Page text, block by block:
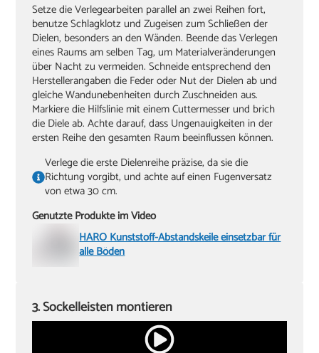
Setze die Verlegearbeiten parallel an zwei Reihen fort,
benutze Schlagklotz und Zugeisen zum Schließen der
Dielen, besonders an den Wänden. Beende das Verlegen
eines Raums am selben Tag, um Materialveränderungen
über Nacht zu vermeiden. Schneide entsprechend den
Herstellerangaben die Feder oder Nut der Dielen ab und
gleiche Wandunebenheiten durch Zuschneiden aus.
Markiere die Hilfslinie mit einem Cuttermesser und brich
die Diele ab. Achte darauf, dass Ungenauigkeiten in der
ersten Reihe den gesamten Raum beeinflussen können.
Verlege die erste Dielenreihe präzise, da sie die
Richtung vorgibt, und achte auf einen Fugenversatz
von etwa 30 cm.
Genutzte Produkte im Video
HARO Kunststoff-Abstandskeile einsetzbar für
alle Böden
3. Sockelleisten montieren